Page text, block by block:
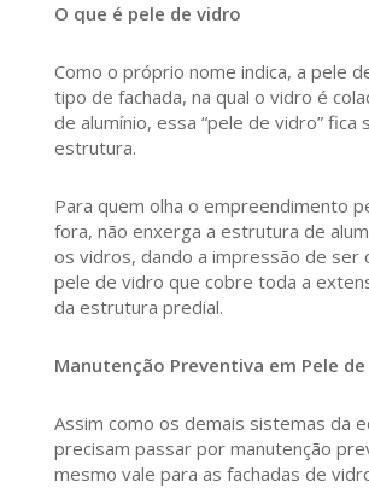
O que é pele de vidro
Como o próprio nome indica, a pele
tipo de fachada, na qual o vidro é
de alumínio, essa “pele de vidro” fica
estrutura.
Para quem olha o empreendimento
fora, não enxerga a estrutura de
os vidros, dando a impressão de ser
pele de vidro que cobre toda a
da estrutura predial.
Manutenção Preventiva em Pele de
Assim como os demais sistemas da
precisam passar por manutenção
mesmo vale para as fachadas de